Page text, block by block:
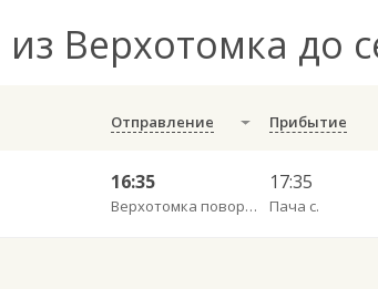
из Верхотомка до
Отправление Прибытие
16:35
Верхотомка поворот пов.
17:35
Пача с.